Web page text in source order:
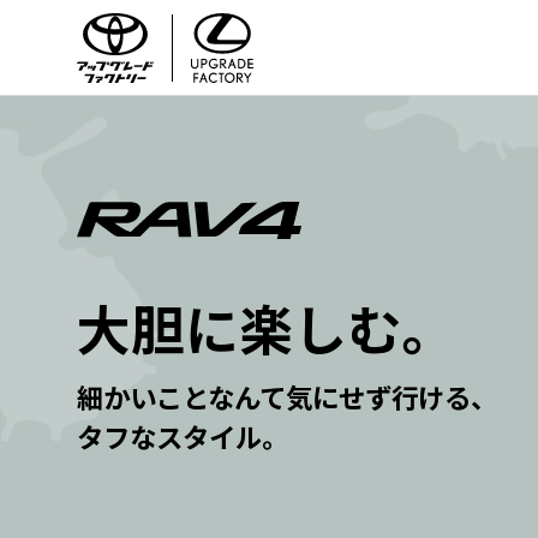
大胆に楽しむ。
細かいことなんて気にせず行ける、
タフなスタイル。